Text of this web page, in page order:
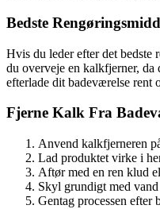
Bedste
Hvis du leder efter det bedste
du overveje en kalkfjerner,
efterlade dit badeværelse rent
Fjerne Kalk Fra
Anvend kalkfjerneren
Lad produktet virke i
Aftør med en ren klud
Skyl grundigt med vand
Gentag processen efter